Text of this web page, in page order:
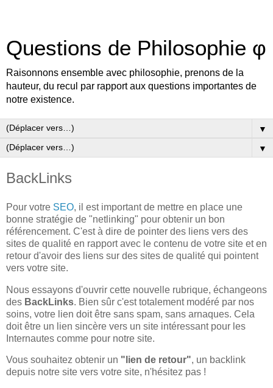
Questions de Philosophie φ
Raisonnons ensemble avec philosophie, prenons de la
hauteur, du recul par rapport aux questions importantes de
notre existence.
▼
▼
BackLinks
Pour votre SEO, il est important de mettre en place une
bonne stratégie de "netlinking" pour obtenir un bon
référencement. C'est à dire de pointer des liens vers des
sites de qualité en rapport avec le contenu de votre site et en
retour d'avoir des liens sur des sites de qualité qui pointent
vers votre site.
Nous essayons d'ouvrir cette nouvelle rubrique, échangeons
des BackLinks. Bien sûr c'est totalement modéré par nos
soins, votre lien doit être sans spam, sans arnaques. Cela
doit être un lien sincère vers un site intéressant pour les
Internautes comme pour notre site.
Vous souhaitez obtenir un "lien de retour", un backlink
depuis notre site vers votre site, n'hésitez pas !